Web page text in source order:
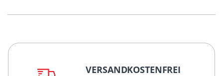
VERSANDKOSTENFREI